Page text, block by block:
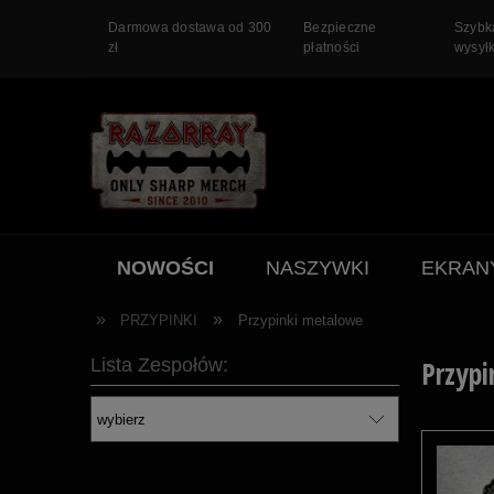
Darmowa dostawa od 300
zł
Bezpieczne
płatności
NOWOŚCI NASZYWKI
PROMOCJA
» PRZYPINKI » Przypinki metalowe
Lista Zespołów: